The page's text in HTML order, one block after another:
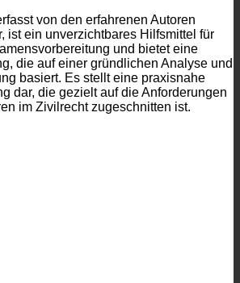
von den erfahrenen Autoren
ist ein unverzichtbares Hilfsmittel für
und bietet eine
die auf einer gründlichen Analyse und
basiert. Es stellt eine praxisnahe
dar, die gezielt auf die Anforderungen
im Zivilrecht zugeschnitten ist.